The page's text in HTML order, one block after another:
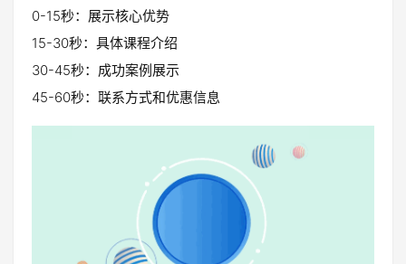
0-15秒：展示核心优势
15-30秒：具体课程介绍
30-45秒：成功案例展示
45-60秒：联系方式和优惠信息